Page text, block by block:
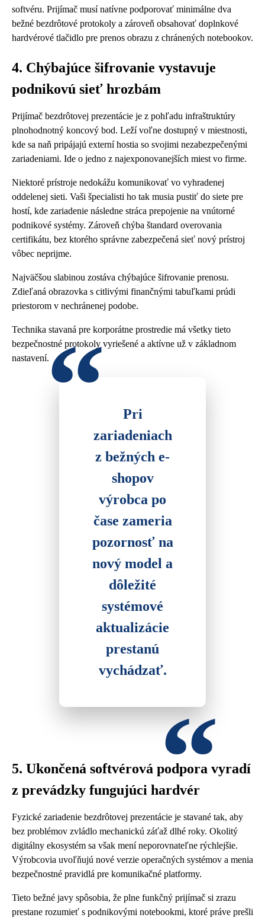
softvéru. Prijímač musí natívne podporovať minimálne dva
bežné bezdrôtové protokoly a zároveň obsahovať doplnkové
hardvérové tlačidlo pre prenos obrazu z chránených notebookov.
4. Chýbajúce šifrovanie vystavuje
podnikovú sieť hrozbám
Prijímač bezdrôtovej prezentácie je z pohľadu infraštruktúry
plnohodnotný koncový bod. Leží voľne dostupný v miestnosti,
kde sa naň pripájajú externí hostia so svojimi nezabezpečenými
zariadeniami. Ide o jedno z najexponovanejších miest vo firme.
Niektoré prístroje nedokážu komunikovať vo vyhradenej
oddelenej sieti. Vaši špecialisti ho tak musia pustiť do siete pre
hostí, kde zariadenie následne stráca prepojenie na vnútorné
podnikové systémy. Zároveň chýba štandard overovania
certifikátu, bez ktorého správne zabezpečená sieť nový prístroj
vôbec neprijme.
Najväčšou slabinou zostáva chýbajúce šifrovanie prenosu.
Zdieľaná obrazovka s citlivými finančnými tabuľkami prúdi
priestorom v nechránenej podobe.
Technika stavaná pre korporátne prostredie má všetky tieto
bezpečnostné protokoly vyriešené a aktívne už v základnom
nastavení.
Pri
zariadeniach
z bežných e-
shopov
výrobca po
čase zameria
pozornosť na
nový model a
dôležité
systémové
aktualizácie
prestanú
vychádzať.
5. Ukončená softvérová podpora vyradí
z prevádzky fungujúci hardvér
Fyzické zariadenie bezdrôtovej prezentácie je stavané tak, aby
bez problémov zvládlo mechanickú záťaž dlhé roky. Okolitý
digitálny ekosystém sa však mení neporovnateľne rýchlejšie.
Výrobcovia uvoľňujú nové verzie operačných systémov a menia
bezpečnostné pravidlá pre komunikačné platformy.
Tieto bežné javy spôsobia, že plne funkčný prijímač si zrazu
prestane rozumieť s podnikovými notebookmi, ktoré práve prešli